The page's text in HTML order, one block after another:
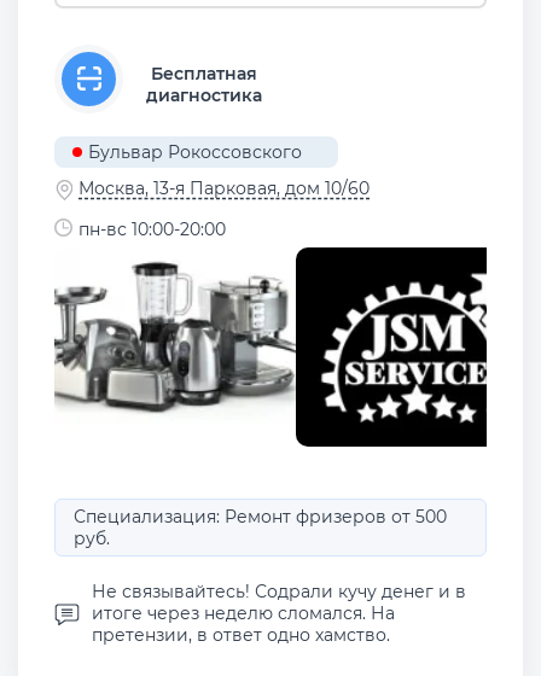
Бесплатная
диагностика
Бульвар Рокоссовского
Москва, 13-я Парковая, дом 10/60
пн-вс 10:00-20:00
Специализация: Ремонт фризеров от 500
руб.
Не связывайтесь! Содрали кучу денег и в
итоге через неделю сломался. На
претензии, в ответ одно хамство.